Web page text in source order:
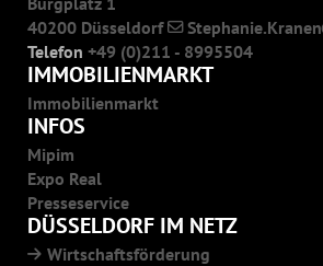
40200 Düsseldorf
Stephanie.Kranen
Telefon +49 (0)211 - 8995504
IMMOBILIENMARKT
Immobilienmarkt
INFOS
Mipim
Expo Real
Presseservice
DÜSSELDORF IM NETZ
Wirtschaftsförderung